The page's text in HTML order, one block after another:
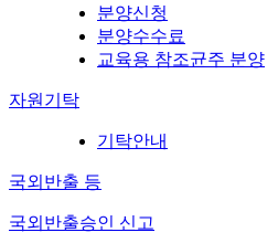
분양신청
분양수수료
교육용 참조균주 분양
자원기탁
기탁안내
국외반출 등
국외반출승인 신고